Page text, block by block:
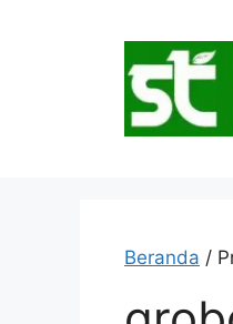
Beranda /